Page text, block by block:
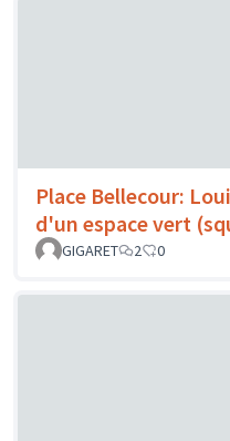
Place Bellecour:
d'un espace vert
GIGARET
2 0